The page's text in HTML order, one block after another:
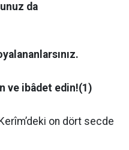
da
ve ibâdet edin!(1)
on dört secde